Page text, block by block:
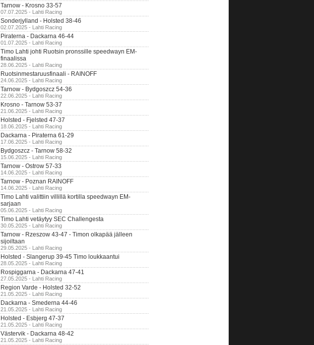
Tarnow - Krosno 33-57
07.07.2025 - Lahti Racing
Sonderjylland - Holsted 38-46
02.07.2025 - Lahti Racing
Piraterna - Dackarna 46-44
01.07.2025 - Lahti Racing
Timo Lahti johti Ruotsin pronssille speedwayn EM-
finaalissa
28.06.2025 - Lahti Racing
Ruotsinmestaruusfinaali - RAINOFF
24.06.2025 - Lahti Racing
Tarnow - Bydgoszcz 54-36
22.06.2025 - Lahti Racing
Krosno - Tarnow 53-37
21.06.2025 - Lahti Racing
Holsted - Fjelsted 47-37
18.06.2025 - Lahti Racing
Dackarna - Piraterna 61-29
17.06.2025 - Lahti Racing
Bydgoszcz - Tarnow 58-32
15.06.2025 - Lahti Racing
Tarnow - Ostrow 57-33
14.06.2025 - Lahti Racing
Tarnow - Poznan RAINOFF
14.06.2025 - Lahti Racing
Timo Lahti valittiin villillä kortilla speedwayn EM-
sarjaan
05.06.2025 - Lahti Racing
Timo Lahti vetäytyy SEC Challengesta
30.05.2025 - Lahti Racing
Tarnow - Rzeszow 43-47 - Timon olkapää jälleen
sijoiltaan
29.05.2025 - Lahti Racing
Holsted - Slangerup 39-45 Timo loukkaantui
28.05.2025 - Lahti Racing
Rospiggarna - Dackarna 47-41
27.05.2025 - Lahti Racing
Region Varde - Holsted 32-52
21.05.2025 - Lahti Racing
Dackarna - Smederna 44-46
21.05.2025 - Lahti Racing
Holsted - Esbjerg 47-37
21.05.2025 - Lahti Racing
Västervik - Dackarna 48-42
21.05.2025 - Lahti Racing